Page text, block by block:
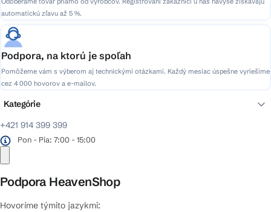
automatickú zľavu až 5 %.
Podpora, na ktorú je spoľah
Pomôžeme vám s výberom aj technickými otázkami. Každý mesiac úspešne vyriešime
cez 4 000 hovorov a e-mailov.
+421 914 399 399
Pon - Pia: 7:00 - 15:00
Podpora HeavenShop
Hovoríme týmito jazykmi:
Kategórie